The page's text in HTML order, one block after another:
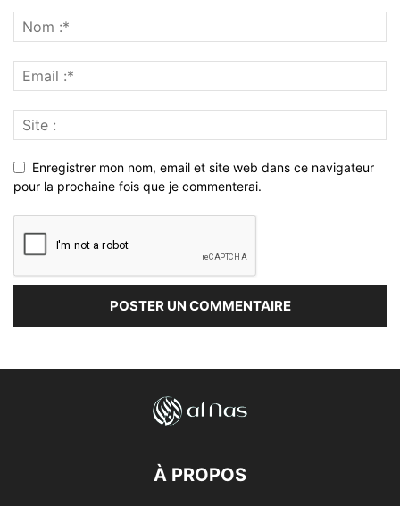
Enregistrer mon nom, email et site web dans ce navigateur
pour la prochaine fois que je commenterai.
À PROPOS